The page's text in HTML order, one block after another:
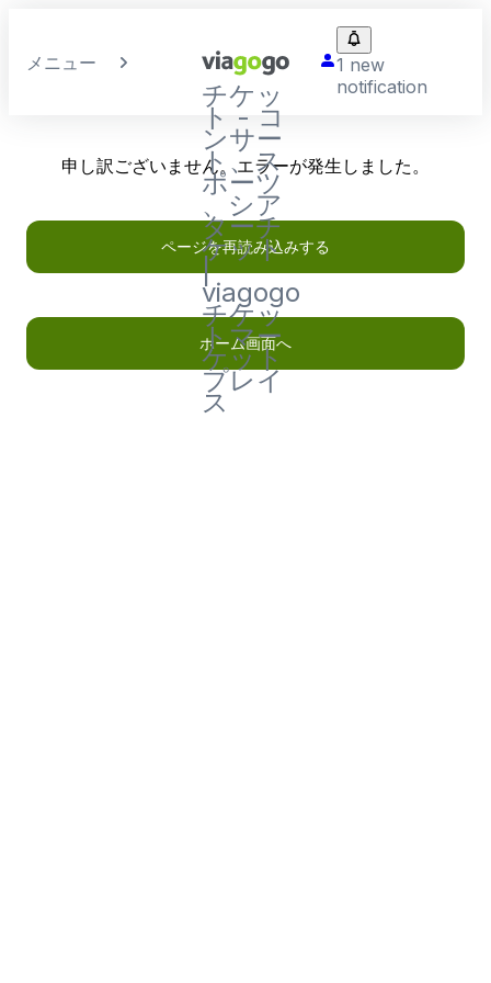
メニュー
チケッ
ト - コ
ンサー
ト、ス
ポーツ
、シア
ターチ
ケット
|
viagogo
チケッ
トマー
ケット
プレイ
ス
1 new
notification
申し訳ございません。エラーが発生しました。
ページを再読み込みする
ホーム画面へ